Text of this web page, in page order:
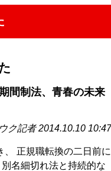
間制法、青春の未来
ク記者 2014.10.10
正規職転換の二日前に
名細切れ法と持続的な